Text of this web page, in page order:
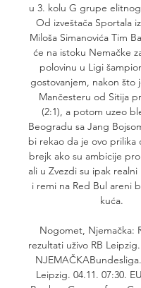
u 3. kolu G grupe
Od izveštača Sportala
Miloša Simanovića Tim
će na istoku Nemačke
polovinu u Ligi
gostovanjem, nakon što
Mančesteru od Sitija
(2:1), a potom uzeo
Beogradu sa Jang
bi rekao da je ovo prilika
brejk ako su ambicije
ali u Zvezdi su ipak
i remi na Red Bul areni
kuća.
Nogomet, Njemačka:
rezultati uživo RB
Leipzig. 04.11. 07:30.